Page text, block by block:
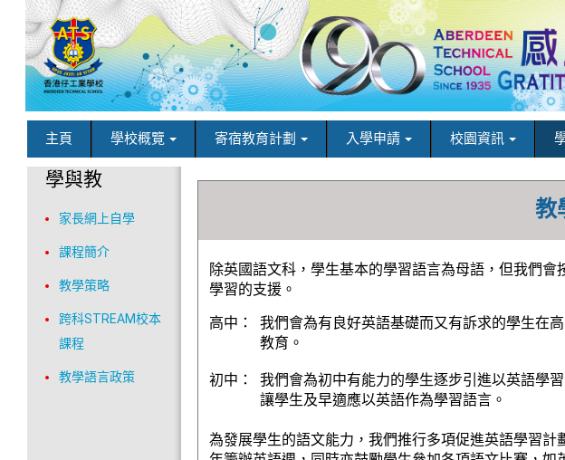
主頁 學校概覽 寄宿教育計劃 入學申請 校園資訊
教
除英國語文科，學生基本的學習語言為母語，但我們
學習的支援。
高中：
我們會為有良好英語基礎而又有訴求的學生在
教育。
初中：
我們會為初中有能力的學生逐步引進以英語學
讓學生及早適應以英語作為學習語言。
為發展學生的語文能力，我們推行多項促進英語學習
學與教
家長網上自學
課程簡介
教學策略
跨科STREAM校本
課程
教學語言政策